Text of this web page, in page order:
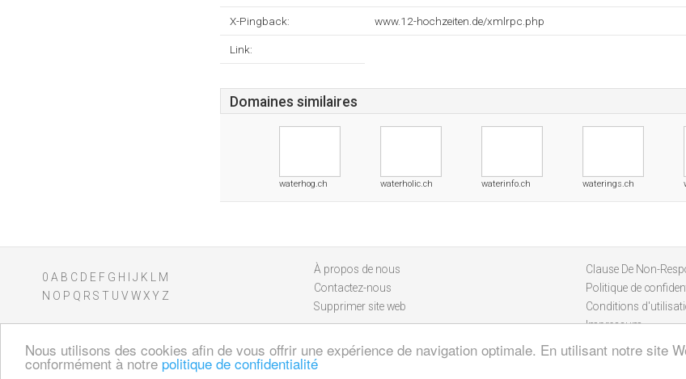
Nous utilisons des cookies afin de vous offrir une expérience de navigation optimale. En utilisant notre site
conformément à notre politique de confidentialité
X-Pingback: www.12-hochzeiten.de/xmlrpc.php
Link:
Domaines similaires
waterhog.ch waterholic.ch waterinfo.ch waterings.ch
0 A B C D E F G H J K
M
N O P Q R S T U V WXY Z
À propos de nous
Contactez-nous
Supprimer site web
Clause De Non-
Politique de
Conditions
Impressum